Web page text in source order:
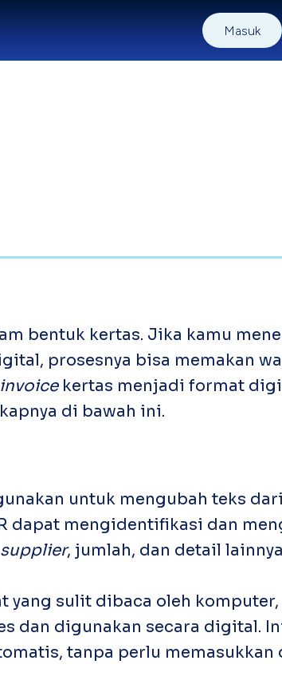
Masuk
bentuk kertas. Jika kamu
prosesnya bisa memakan
invoice kertas menjadi format
di bawah ini.
untuk mengubah teks
dapat mengidentifikasi dan
supplier, jumlah, dan detail
yang sulit dibaca oleh
dan digunakan secara digital.
tanpa perlu memasukkan